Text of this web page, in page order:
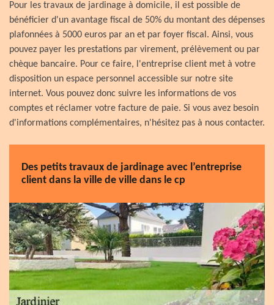
Pour les travaux de jardinage à domicile, il est possible de
bénéficier d'un avantage fiscal de 50% du montant des dépenses
plafonnées à 5000 euros par an et par foyer fiscal. Ainsi, vous
pouvez payer les prestations par virement, prélèvement ou par
chèque bancaire. Pour ce faire, l'entreprise client met à votre
disposition un espace personnel accessible sur notre site
internet. Vous pouvez donc suivre les informations de vos
comptes et réclamer votre facture de paie. Si vous avez besoin
d'informations complémentaires, n'hésitez pas à nous contacter.
Des petits travaux de jardinage avec l’entreprise
client dans la ville de ville dans le cp